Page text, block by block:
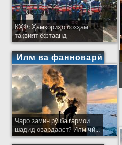
КҲФ: Ҳамкориҳо бозҳам
тақвият ёфтаанд
Илм ва фанноварӣ
Чаро замин рӯ ба гармои
шадид овардааст? Илм чӣ...